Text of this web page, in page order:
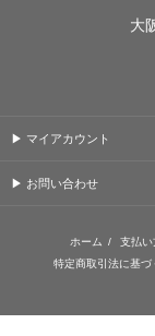
大
▶ マイアカウント
▶ お問い合わせ
ホーム / 支払い
特定商取引法に基づ